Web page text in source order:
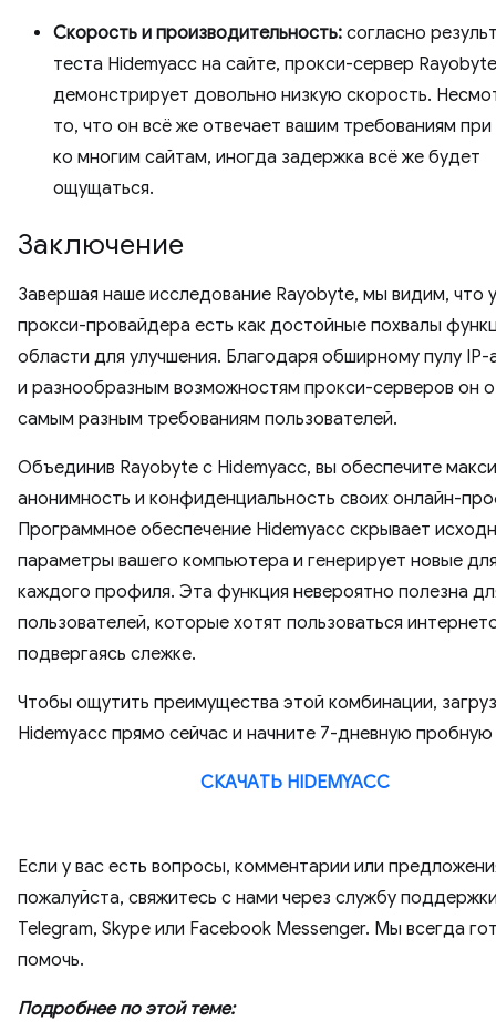
Скорость и производительность: согласно
теста Hidemyacc на сайте, прокси-сервер Rayobyte
демонстрирует довольно низкую скорость.
то, что он всё же отвечает вашим требованиям
ко многим сайтам, иногда задержка всё же будет
ощущаться.
Заключение
Завершая наше исследование Rayobyte, мы видим, что
прокси-провайдера есть как достойные похвалы
области для улучшения. Благодаря обширному пулу
и разнообразным возможностям прокси-серверов он
самым разным требованиям пользователей.
Объединив Rayobyte с Hidemyacc, вы обеспечите
анонимность и конфиденциальность своих онлайн-
Программное обеспечение Hidemyacc скрывает
параметры вашего компьютера и генерирует новые
каждого профиля. Эта функция невероятно полезна
пользователей, которые хотят пользоваться
подвергаясь слежке.
Чтобы ощутить преимущества этой комбинации,
Hidemyacc прямо сейчас и начните 7-дневную
СКАЧАТЬ HIDEMYACC
Если у вас есть вопросы, комментарии или
пожалуйста, свяжитесь с нами через службу
Telegram, Skype или Facebook Messenger. Мы всегда
помочь.
Подробнее по этой теме: